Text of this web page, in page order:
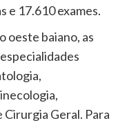
e 17.610 exames.
oeste baiano, as
Geral. Para